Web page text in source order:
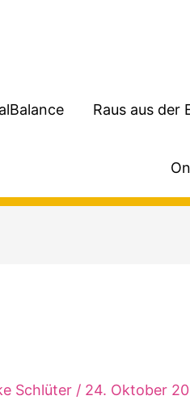
Raus aus der
Schlüter / 24. Oktober